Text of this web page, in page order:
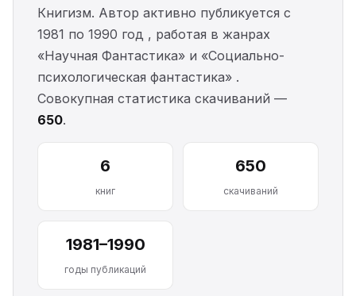
Книгизм. Автор активно публикуется с
1981 по 1990 год , работая в жанрах
«Научная Фантастика» и «Социально-
психологическая фантастика» .
Совокупная статистика скачиваний —
650.
6
книг
650
скачиваний
1981–1990
годы публикаций